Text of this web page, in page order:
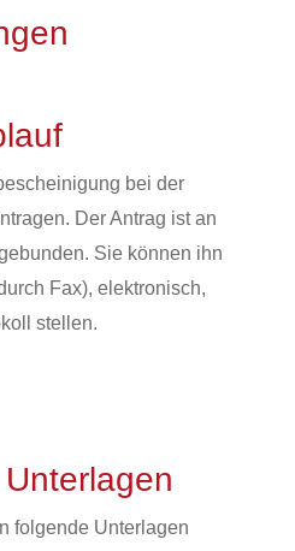
bei der
Der Antrag ist an
Sie können ihn
Fax), elektronisch,
stellen.
folgende Unterlagen